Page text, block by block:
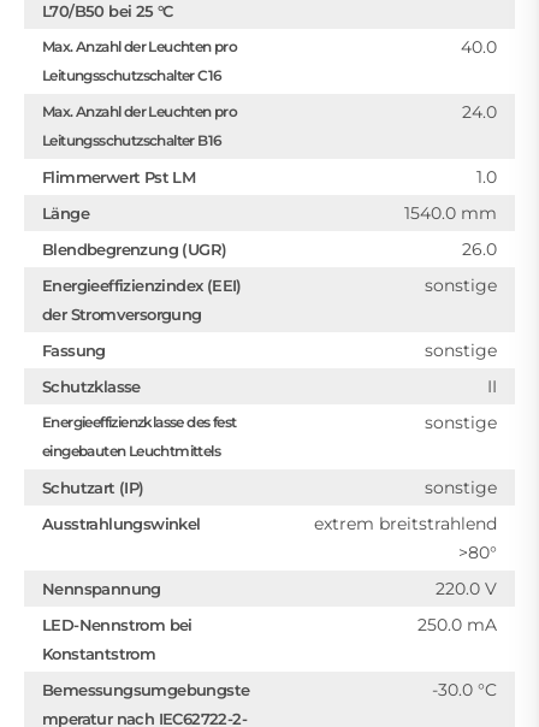
L70/B50 bei 25 °C
Max. Anzahl der Leuchten pro
Leitungsschutzschalter C16
40.0
Max. Anzahl der Leuchten pro
Leitungsschutzschalter B16
24.0
Flimmerwert Pst LM 1.0
Länge 1540.0 mm
Blendbegrenzung (UGR) 26.0
Energieeffizienzindex (EEI)
der Stromversorgung
sonstige
Fassung sonstige
Schutzklasse II
Energieeffizienzklasse des fest
eingebauten Leuchtmittels
sonstige
Schutzart (IP) sonstige
Ausstrahlungswinkel
extrem breitstrahlend
>80°
Nennspannung 220.0 V
LED-Nennstrom bei
Konstantstrom
250.0 mA
Bemessungsumgebungste
mperatur nach IEC62722-2-
-30.0 °C